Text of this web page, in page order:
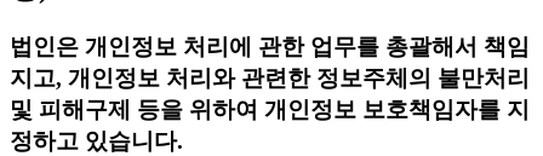
법인은 개인정보 처리에 관한 업무를 총괄해서 책임
지고, 개인정보 처리와 관련한 정보주체의 불만처리
및 피해구제 등을 위하여 개인정보 보호책임자를 지
정하고 있습니다.